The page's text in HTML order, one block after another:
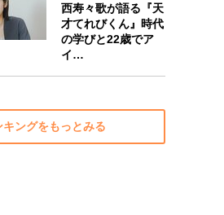
西寿々歌が語る『天
才てれびくん』時代
の学びと22歳でア
イ…
キングをもっとみる